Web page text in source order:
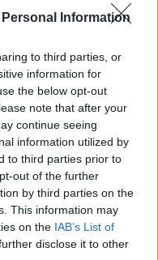
Information
to third parties, or
information for
the below opt-out
note that after your
continue seeing
information utilized by
to third parties prior to
out of the further
by third parties on the
This information may
on the IAB’s List of
disclose it to other
διότι προσφέρει τη
και ασθενή.
μπορούμε να
περισσότερους